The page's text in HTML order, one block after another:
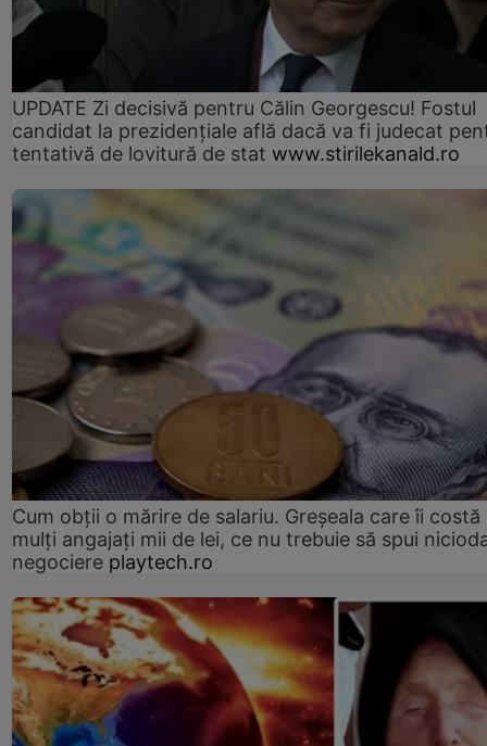
UPDATE Zi decisivă pentru Călin Georgescu! Fostul
candidat la prezidențiale află dacă va fi judecat
tentativă de lovitură de stat www.stirilekanald.ro
Cum obții o mărire de salariu. Greșeala care îi costă
mulți angajați mii de lei, ce nu trebuie să spui
negociere playtech.ro